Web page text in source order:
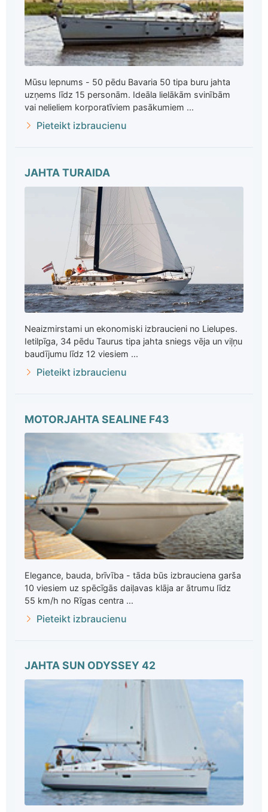
Mūsu lepnums - 50 pēdu Bavaria 50 tipa buru jahta
uzņems līdz 15 personām. Ideāla lielākām svinībām
vai nelieliem korporatīviem pasākumiem ...
Pieteikt izbraucienu
JAHTA TURAIDA
Neaizmirstami un ekonomiski izbraucieni no Lielupes.
Ietilpīga, 34 pēdu Taurus tipa jahta sniegs vēja un viļņu
baudījumu līdz 12 viesiem ...
Pieteikt izbraucienu
MOTORJAHTA SEALINE F43
Elegance, bauda, brīvība - tāda būs izbrauciena garša
10 viesiem uz spēcīgās daiļavas klāja ar ātrumu līdz
55 km/h no Rīgas centra ...
Pieteikt izbraucienu
JAHTA SUN ODYSSEY 42